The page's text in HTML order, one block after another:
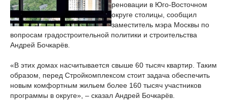
реновации в Юго-Восточном
округе столицы, сообщил
заместитель мэра Москвы по
вопросам градостроительной политики и строительства
Андрей Бочкарёв.
«В этих домах насчитывается свыше 60 тысяч квартир. Таким
образом, перед Стройкомплексом стоит задача обеспечить
новым комфортным жильем более 160 тысяч участников
программы в округе», – сказал Андрей Бочкарёв.